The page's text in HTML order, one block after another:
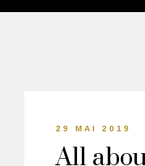
29 MAI 2019
All